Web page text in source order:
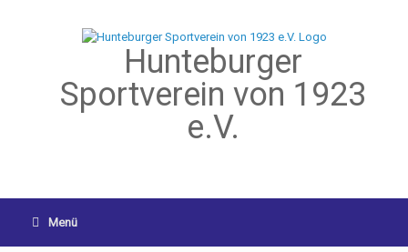
Hunteburger
Sportverein von 1923
e.V.
Menü